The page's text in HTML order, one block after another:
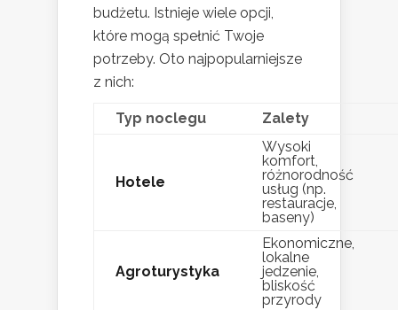
budżetu. Istnieje wiele opcji,
które mogą spełnić Twoje
potrzeby. Oto najpopularniejsze
z nich:
Typ noclegu Zalety
Hotele
Wysoki
komfort,
różnorodność
usług (np.
restauracje,
baseny)
Agroturystyka
Ekonomiczne,
lokalne
jedzenie,
bliskość
przyrody